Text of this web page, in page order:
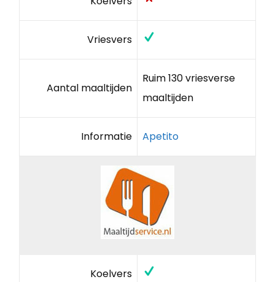
Vriesvers
Aantal maaltijden
Ruim 130 vriesverse
maaltijden
Informatie Apetito
Koelvers